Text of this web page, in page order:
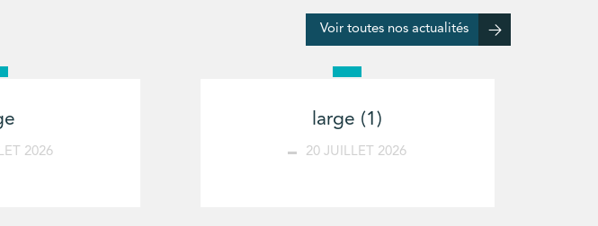
Voir toutes nos actualités
2026
large (1)
20 JUILLET 2026